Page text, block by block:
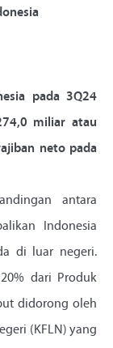
pada 3Q24
miliar atau
neto pada
antara
Indonesia
di luar negeri.
dari Produk
didorong oleh
(KFLN) yang